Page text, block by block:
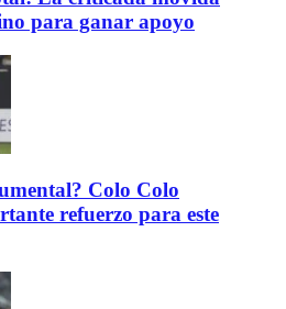
para ganar apoyo
Colo Colo
refuerzo para este